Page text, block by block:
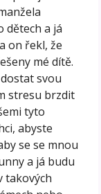
dětech a já
on řekl, že
mé dítě.
svou
stresu brzdit
tyto
abyste
se se mnou
a já budu
takových